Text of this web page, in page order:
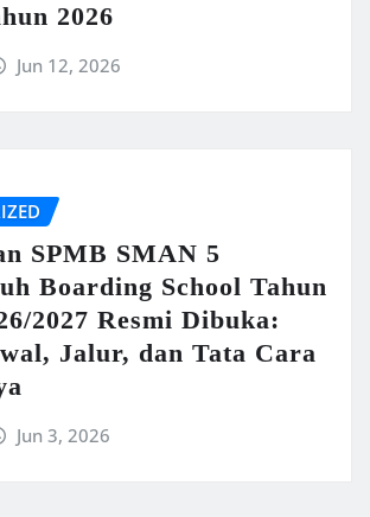
2026
Jun 12, 2026
SPMB SMAN 5
Boarding School Tahun
2027 Resmi Dibuka:
Jalur, dan Tata Cara
Jun 3, 2026